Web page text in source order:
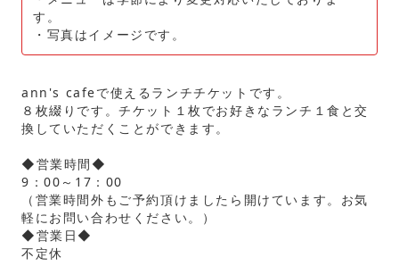
す。
・写真はイメージです。
ann's cafeで使えるランチチケットです。
８枚綴りです。チケット１枚でお好きなランチ１食と交
換していただくことができます。
◆営業時間◆
9：00～17：00
（営業時間外もご予約頂けましたら開けています。お気
軽にお問い合わせください。
）
◆営業日◆
不定休